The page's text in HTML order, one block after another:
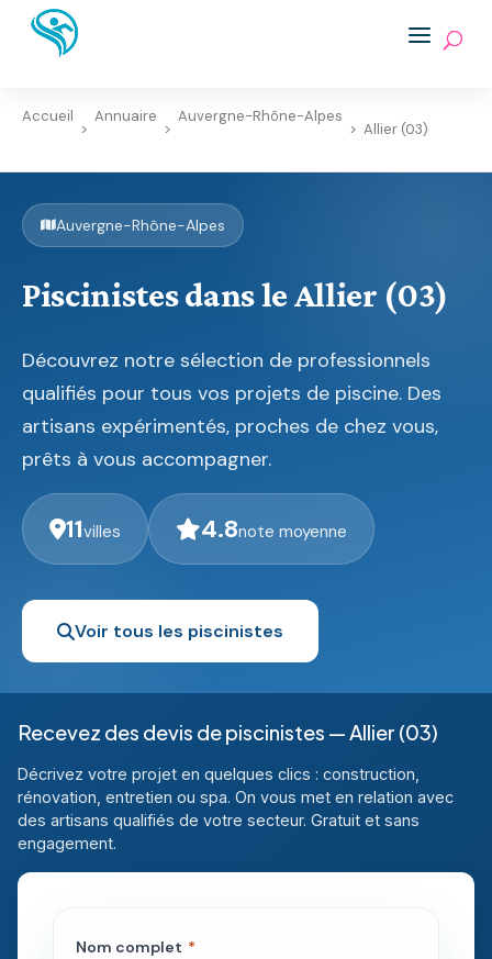
Accueil
>
Annuaire
>
Auvergne-Rhône-Alpes
> Allier (03)
Auvergne-Rhône-Alpes
Piscinistes dans le Allier (03)
Découvrez notre sélection de professionnels
qualifiés pour tous vos projets de piscine. Des
artisans expérimentés, proches de chez vous,
prêts à vous accompagner.
11villes 4.8note moyenne
Voir tous les piscinistes
Recevez des devis de piscinistes — Allier (03)
Décrivez votre projet en quelques clics : construction,
rénovation, entretien ou spa. On vous met en relation avec
des artisans qualifiés de votre secteur. Gratuit et sans
engagement.
Nom complet *